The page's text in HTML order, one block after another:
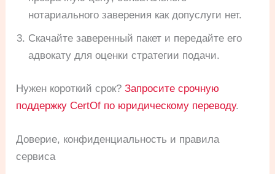
нотариального заверения как допуслуги нет.
Скачайте заверенный пакет и передайте его
адвокату для оценки стратегии подачи.
Нужен короткий срок?Запросите срочную
поддержку CertOf по юридическому переводу.
Доверие, конфиденциальность и правила
сервиса